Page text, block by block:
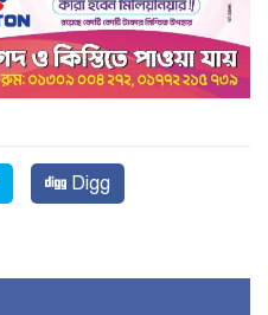
Digg